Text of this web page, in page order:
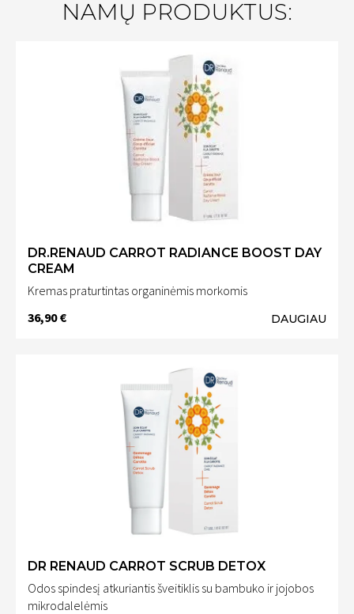
NAMŲ PRODUKTUS:
DR.RENAUD CARROT RADIANCE BOOST DAY
CREAM
Kremas praturtintas organinėmis morkomis
36,90 €
DAUGIAU
DR RENAUD CARROT SCRUB DETOX
Odos spindesį atkuriantis šveitiklis su bambuko ir jojobos
mikrodalelėmis